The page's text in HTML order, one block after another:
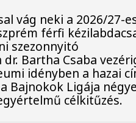
vág neki a 2026/27-
férfi
szezonnyitó
Bartha Csaba
idényben a hazai
Bajnokok Ligája
célkitűzés.